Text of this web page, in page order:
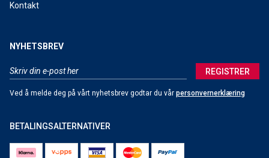
Kontakt
NYHETSBREV
REGISTRER
Ved å melde deg på vårt nyhetsbrev godtar du vår personvernerklæring
BETALINGSALTERNATIVER